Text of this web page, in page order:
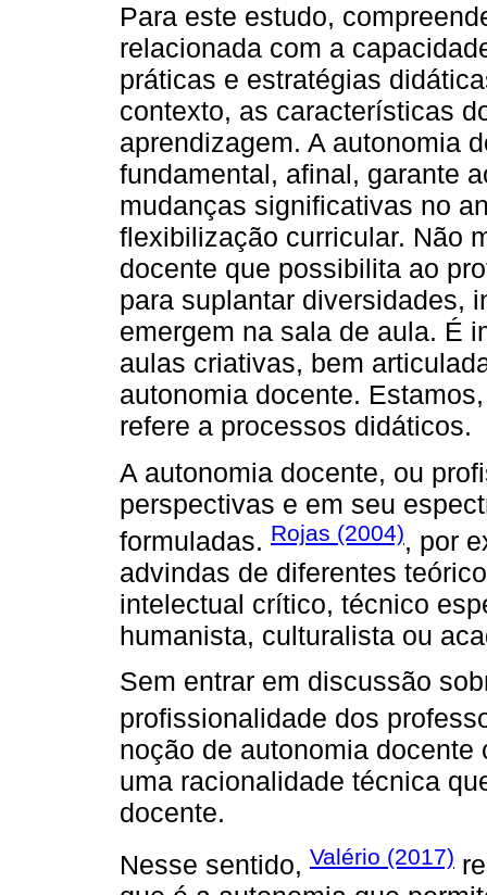
Para este estudo,
relacionada com a
práticas e estratégias
contexto, as características
aprendizagem. A autonomia
fundamental, afinal, garante
mudanças significativas no
flexibilização curricular. Não
docente que possibilita ao
para suplantar diversidades,
emergem na sala de aula. É
aulas criativas, bem
autonomia docente.
refere a processos didáticos.
A autonomia docente, ou
perspectivas e em seu
formuladas. Rojas (2004), por
advindas de diferentes
intelectual crítico, técnico
humanista, culturalista ou
Sem entrar em discussão
profissionalidade dos
noção de autonomia
uma racionalidade técnica
docente.
Nesse sentido, Valério (2017)